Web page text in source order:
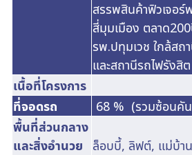
สรรพสินค้าฟิวเจอร์
สี่มุมเมือง ตลาด
รพ.ปทุมเวช ใกล้สถ
และสถานีรถไฟรังสิ
เนื้อที่โครงการ
ที่จอดรถ
68 % (รวมซ้อนคั
พื้นที่ส่วนกลาง
และสิ่งอำนวย
ล็อบบี้, ลิฟต์, แม่บ้าน